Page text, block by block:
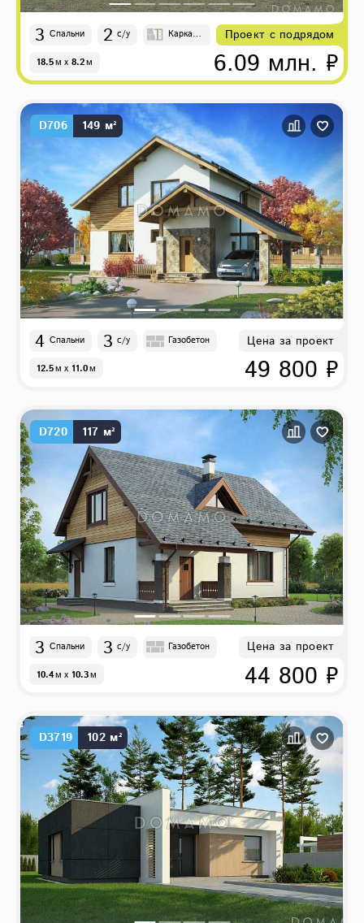
3 Спальни 2 с/у
Каркас,
ьные
18.5м x 8.2м
Проект с подрядом
6.09 млн. ₽
D706 149 м²
4 Спальни 3 с/у Газобетон
12.5м x 11.0м
Цена за проект
49 800 ₽
D720 117 м²
3 Спальни 3 с/у Газобетон
10.4м x 10.3м
Цена за проект
44 800 ₽
D3719 102 м²